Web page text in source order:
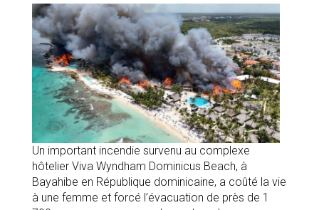
Un important incendie survenu au complexe
hôtelier Viva Wyndham Dominicus Beach, à
Bayahibe en République dominicaine, a coûté la vie
à une femme et forcé l’évacuation de près de 1